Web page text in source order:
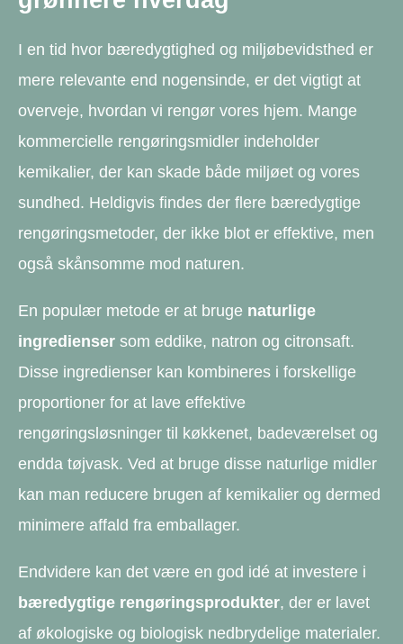
I en tid hvor bæredygtighed og miljøbevidsthed er
mere relevante end nogensinde, er det vigtigt at
overveje, hvordan vi rengør vores hjem. Mange
kommercielle rengøringsmidler indeholder
kemikalier, der kan skade både miljøet og vores
sundhed. Heldigvis findes der flere bæredygtige
rengøringsmetoder, der ikke blot er effektive, men
også skånsomme mod naturen.
En populær metode er at bruge naturlige
ingredienser som eddike, natron og citronsaft.
Disse ingredienser kan kombineres i forskellige
proportioner for at lave effektive
rengøringsløsninger til køkkenet, badeværelset og
endda tøjvask. Ved at bruge disse naturlige midler
kan man reducere brugen af kemikalier og dermed
minimere affald fra emballager.
Endvidere kan det være en god idé at investere i
bæredygtige rengøringsprodukter, der er lavet
af økologiske og biologisk nedbrydelige materialer.